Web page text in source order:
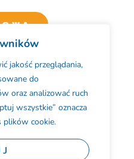
jakość przeglądania,
do
oraz analizować ruch
wszystkie” oznacza
plików cookie.